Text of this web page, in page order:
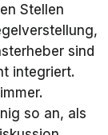
Stellen
sind
integriert.
so an, als